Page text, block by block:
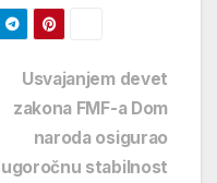
Usvajanjem devet
zakona FMF-a Dom
naroda osigurao
stabilnost